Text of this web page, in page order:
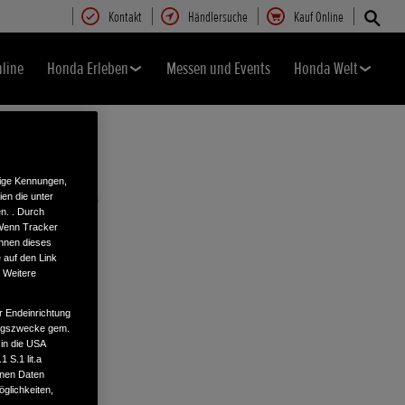
Kontakt Händlersuche Kauf Online
Honda Erleben Messen und Events Honda Welt
Kennungen,
die unter
. Durch
Tracker
dieses
auf den Link
Weitere
Endeinrichtung
gem.
die USA
S.1 lit.a
Daten